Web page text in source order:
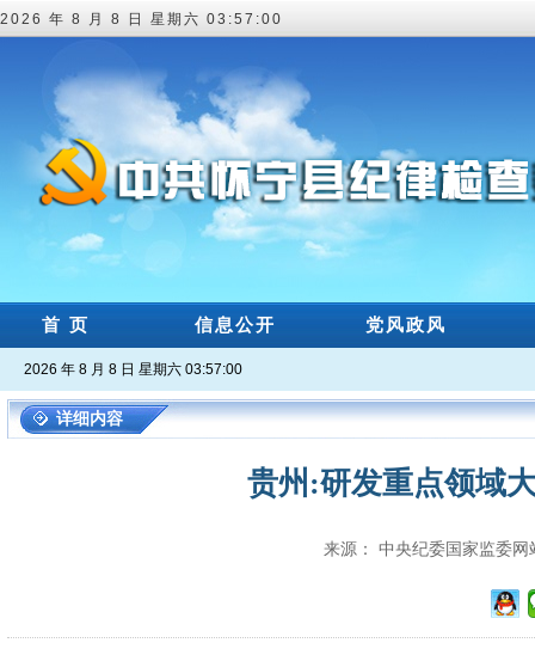
2026 年 8 月 8 日 星期六 03:57:01
首 页 信息公开 党风政风
2026 年 8 月 8 日 星期六 03:57:01
详细内容
贵州:研发重点领域
来源： 中央纪委国家监委